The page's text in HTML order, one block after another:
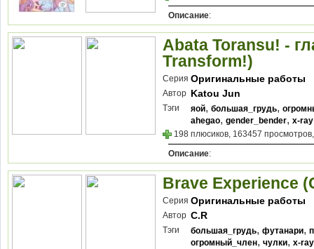
Описание:
Abata Toransu! -
Transform!)
Серия Оригинальные работы
Автор Katou Jun
Тэги яой, большая_грудь,
ahegao, gender_bender, x-ray
198 плюсиков, 163457
Описание:
Brave Experience
Серия Оригинальные работы
Автор C.R
Тэги большая_грудь, футанари,
огромный_член, чулки, x-ray